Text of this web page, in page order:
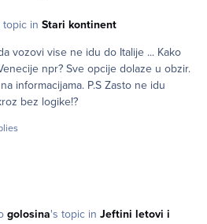
topic in Stari kontinent
vise ne idu do Italije ... Kako
npr? Sve opcije dolaze u obzir.
P.S Zasto ne idu
bez logike!?
golosina's topic in Jeftini letovi i